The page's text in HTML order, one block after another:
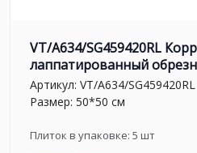
VT/A634/SG459420RL
лаппатированный
Артикул: VT/A634/SG459420RL
Размер: 50*50 см
Плиток в упаковке: 5 шт